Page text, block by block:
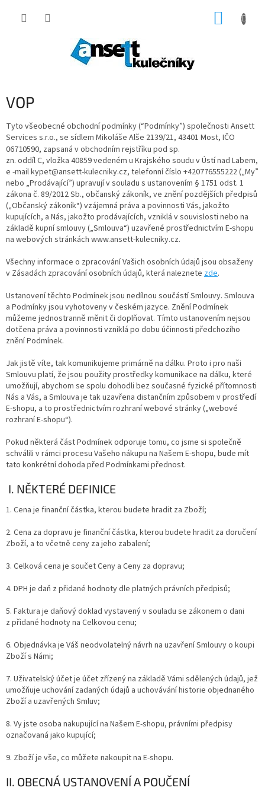
VOP
Tyto všeobecné obchodní podmínky (“Podmínky”) společnosti Ansett
Services s.r.o., se sídlem Mikoláše Alše 2139/21, 43401 Most, IČO
06710590, zapsaná v obchodním rejstříku pod sp.
zn. oddíl C, vložka 40859vedeném u Krajského soudu v Ústí nad Labem,
e -mail kypet@ansett-kulecniky.cz, telefonní číslo +420776555222 („My”
nebo „Prodávající”) upravují v souladu s ustanovením § 1751 odst. 1
zákona č. 89/2012 Sb., občanský zákoník, ve znění pozdějších předpisů
(„Občanský zákoník“) vzájemná práva a povinnosti Vás, jakožto
kupujících, a Nás, jakožto prodávajících, vzniklá v souvislosti nebo na
základě kupní smlouvy („Smlouva“) uzavřené prostřednictvím E-shopu
na webových stránkách www.ansett-kulecniky.cz.
Všechny informace o zpracování Vašich osobních údajů jsou obsaženy
v Zásadách zpracování osobních údajů, která naleznete zde.
Ustanovení těchto Podmínek jsou nedílnou součástí Smlouvy. Smlouva
a Podmínky jsou vyhotoveny v českém jazyce. Znění Podmínek
můžeme jednostranně měnit či doplňovat. Tímto ustanovením nejsou
dotčena práva a povinnosti vzniklá po dobu účinnosti předchozího
znění Podmínek.
Jak jistě víte, tak komunikujeme primárně na dálku. Proto i pro naši
Smlouvu platí, že jsou použity prostředky komunikace na dálku, které
umožňují, abychom se spolu dohodli bez současné fyzické přítomnosti
Nás a Vás, a Smlouva je tak uzavřena distančním způsobem v prostředí
E-shopu, a to prostřednictvím rozhraní webové stránky („webové
rozhraní E-shopu“).
Pokud některá část Podmínek odporuje tomu, co jsme si společně
schválili v rámci procesu Vašeho nákupu na Našem E-shopu, bude mít
tato konkrétní dohoda před Podmínkami přednost.
I. NĚKTERÉ DEFINICE
1. Cena je finanční částka, kterou budete hradit za Zboží;
2. Cena za dopravu je finanční částka, kterou budete hradit za doručení
Zboží, a to včetně ceny za jeho zabalení;
3. Celková cena je součet Ceny a Ceny za dopravu;
4. DPH je daň z přidané hodnoty dle platných právních předpisů;
5. Faktura je daňový doklad vystavený v souladu se zákonem o dani
z přidané hodnoty na Celkovou cenu;
6. Objednávka je Váš neodvolatelný návrh na uzavření Smlouvy o koupi
Zboží s Námi;
7. Uživatelský účet je účet zřízený na základě Vámi sdělených údajů, jež
umožňuje uchování zadaných údajů a uchovávání historie objednaného
Zboží a uzavřených Smluv;
8. Vy jste osoba nakupující na Našem E-shopu, právními předpisy
označovaná jako kupující;
9. Zboží je vše, co můžete nakoupit na E-shopu.
II. OBECNÁ USTANOVENÍ A POUČENÍ